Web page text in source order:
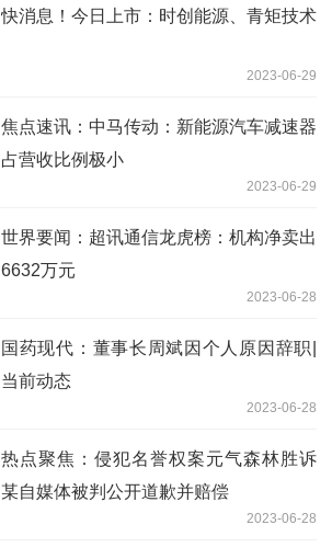
快消息！今日上市：时创能源、青矩技术
2023-06-29
焦点速讯：中马传动：新能源汽车减速器
占营收比例极小
2023-06-29
世界要闻：超讯通信龙虎榜：机构净卖出
6632万元
2023-06-28
国药现代：董事长周斌因个人原因辞职|
当前动态
2023-06-28
热点聚焦：侵犯名誉权案元气森林胜诉
某自媒体被判公开道歉并赔偿
2023-06-28